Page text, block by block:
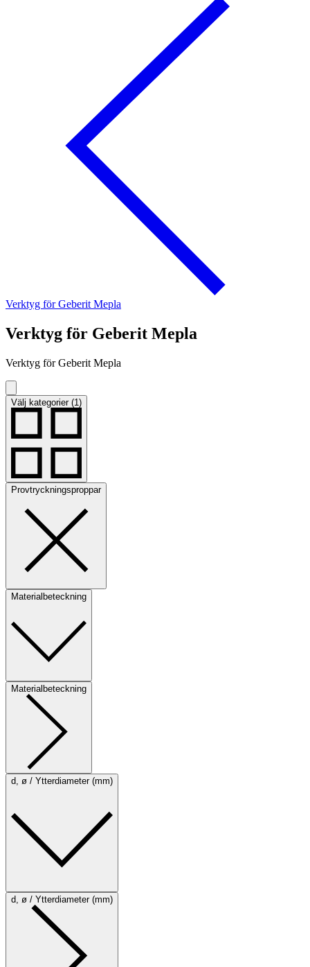
Verktyg för Geberit Mepla
Verktyg för Geberit Mepla
Verktyg för Geberit Mepla
Välj kategorier (1)
Provtryckningsproppar
Materialbeteckning
Materialbeteckning
d, ø / Ytterdiameter (mm)
d, ø / Ytterdiameter (mm)